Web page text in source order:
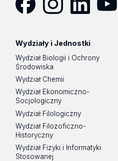
Wydziały i Jednostki
Wydział Biologii i Ochrony
Środowiska
Wydział Chemii
Wydział Ekonomiczno-
Socjologiczny
Wydział Filologiczny
Wydział Filozoficzno-
Historyczny
Wydział Fizyki i Informatyki
Stosowanej